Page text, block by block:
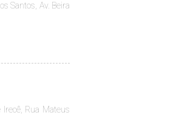
Santos, Av. Beira
Irecê, Rua Mateus